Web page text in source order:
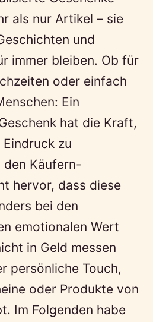
als nur Artikel – sie
und
immer bleiben. Ob für
oder einfach
Ein
hat die Kraft,
zu
den Käufern-
hervor, dass diese
bei den
emotionalen Wert
in Geld messen
persönliche Touch,
oder Produkte von
Im Folgenden habe